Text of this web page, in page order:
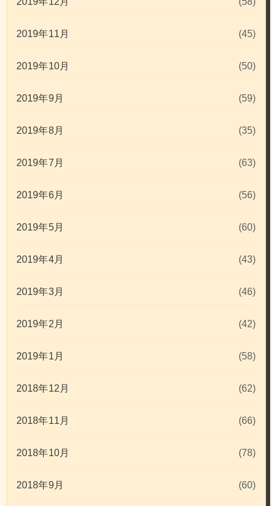
2019年11月 (45)
2019年10月 (50)
2019年9月 (59)
2019年8月 (35)
2019年7月 (63)
2019年6月 (56)
2019年5月 (60)
2019年4月 (43)
2019年3月 (46)
2019年2月 (42)
2019年1月 (58)
2018年12月 (62)
2018年11月 (66)
2018年10月 (78)
2018年9月 (60)